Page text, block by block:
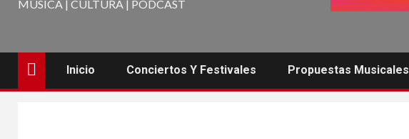
MÚSICA | CULTURA | PODCAST
Inicio Conciertos Y Festivales Propuestas Musicales